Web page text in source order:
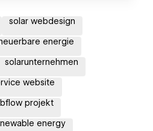
solar webdesign
energie
solarunternehmen
website
projekt
energy